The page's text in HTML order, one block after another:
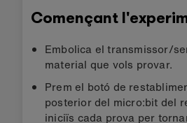
Començant
Embolica el transmissor/
material que vols provar.
Prem el botó de
posterior del micro:bit del
iniciïs cada prova per